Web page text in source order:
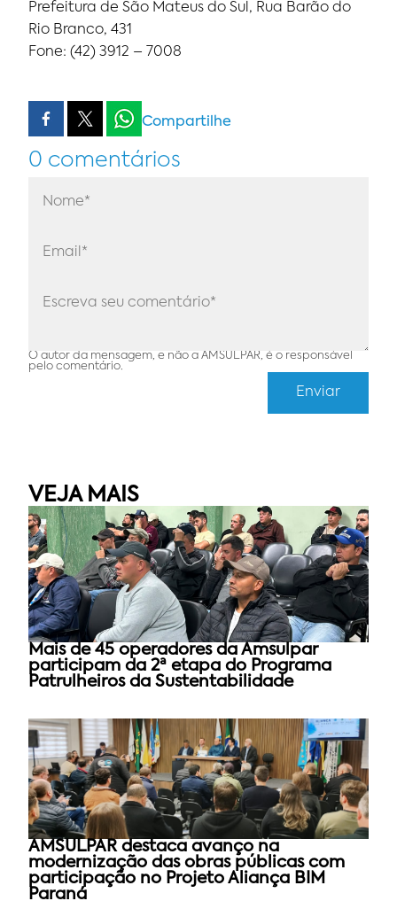
Prefeitura de São Mateus do Sul, Rua Barão do
Rio Branco, 431
Fone: (42) 3912 – 7008
Compartilhe
0 comentários
O autor da mensagem, e não a AMSULPAR, é o responsável
pelo comentário.
VEJA MAIS
Mais de 45 operadores da Amsulpar
participam da 2ª etapa do Programa
Patrulheiros da Sustentabilidade
AMSULPAR destaca avanço na
modernização das obras públicas com
participação no Projeto Aliança BIM
Paraná